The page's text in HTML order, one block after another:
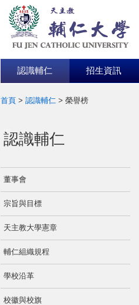
認識輔仁 招生資訊
首頁 > 認識輔仁 > 榮譽榜
:::
認識輔仁
董事會
宗旨與目標
天主教大學憲章
輔仁組織規程
學校沿革
校徽與校旗